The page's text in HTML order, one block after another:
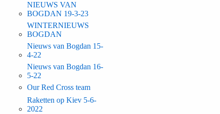
NIEUWS VAN
BOGDAN 19-3-23
WINTERNIEUWS
BOGDAN
Nieuws van Bogdan 15-
4-22
Nieuws van Bogdan 16-
5-22
Our Red Cross team
Raketten op Kiev 5-6-
2022